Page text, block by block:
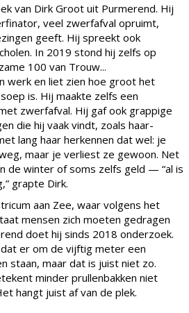
van Dirk Groot uit Purmerend. Hij
veel zwerfafval opruimt,
geeft. Hij spreekt ook
In 2019 stond hij zelfs op
100 van Trouw...
werk en liet zien hoe groot het
is. Hij maakte zelfs een
zwerfafval. Hij gaf ook grappige
die hij vaak vindt, zoals haar-
lang haar herkennen dat wel: je
maar je verliest ze gewoon. Net
de winter of soms zelfs geld — “al is
grapte Dirk.
aan Zee, waar volgens het
mensen zich moeten gedragen
doet hij sinds 2018 onderzoek.
er om de vijftig meter een
staan, maar dat is juist niet zo.
minder prullenbakken niet
hangt juist af van de plek.